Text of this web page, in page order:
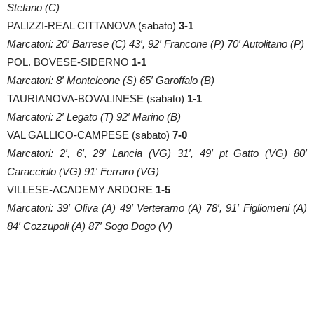
Stefano (C)
PALIZZI-REAL CITTANOVA (sabato) 3-1
Marcatori: 20′ Barrese (C) 43′, 92′ Francone (P) 70′ Autolitano (P)
POL. BOVESE-SIDERNO 1-1
Marcatori: 8′ Monteleone (S) 65′ Garoffalo (B)
TAURIANOVA-BOVALINESE (sabato) 1-1
Marcatori: 2′ Legato (T) 92′ Marino (B)
VAL GALLICO-CAMPESE (sabato) 7-0
Marcatori: 2′, 6′, 29′ Lancia (VG) 31′, 49′ pt Gatto (VG) 80′
Caracciolo (VG) 91′ Ferraro (VG)
VILLESE-ACADEMY ARDORE 1-5
Marcatori: 39′ Oliva (A) 49′ Verteramo (A) 78′, 91′ Figliomeni (A)
84′ Cozzupoli (A) 87′ Sogo Dogo (V)